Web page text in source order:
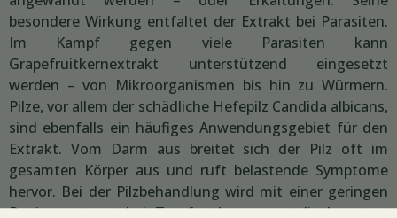
besondere Wirkung entfaltet der Extrakt bei Parasiten.
Im Kampf gegen viele Parasiten kann
Grapefruitkernextrakt unterstützend eingesetzt
werden – von Mikroorganismen bis hin zu Würmern.
Pilze, vor allem der schädliche Hefepilz Candida albicans,
sind ebenfalls ein häufiges Anwendungsgebiet für den
Extrakt. Vom Darm aus breitet sich der Pilz oft im
gesamten Körper aus und ruft belastende Symptome
hervor. Bei der Pilzbehandlung wird mit einer geringen
Dosierung von drei Tropfen begonnen, die langsam,